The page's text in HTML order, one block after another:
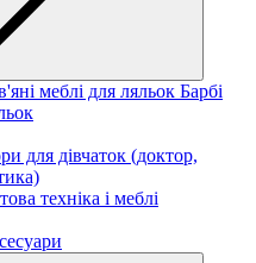
меблі для ляльок Барбі
для дівчаток (доктор,
техніка і меблі